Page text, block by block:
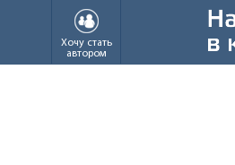
Хочу стать
автором